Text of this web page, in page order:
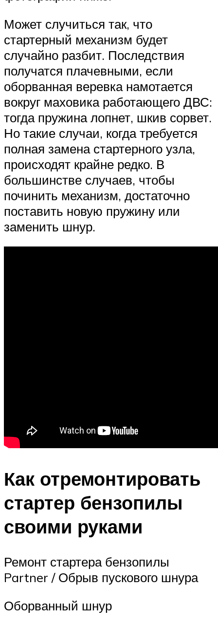
Может случиться так, что
стартерный механизм будет
случайно разбит. Последствия
получатся плачевными, если
оборванная веревка намотается
вокруг маховика работающего ДВС:
тогда пружина лопнет, шкив сорвет.
Но такие случаи, когда требуется
полная замена стартерного узла,
происходят крайне редко. В
большинстве случаев, чтобы
починить механизм, достаточно
поставить новую пружину или
заменить шнур.
Как отремонтировать
стартер бензопилы
своими руками
Ремонт стартера бензопилы
Partner / Обрыв пускового шнура
Оборванный шнур